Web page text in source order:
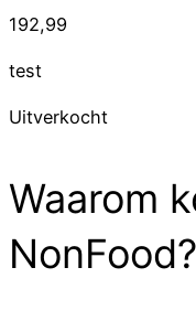
192,99
test
Uitverkocht
Waarom
NonFood?